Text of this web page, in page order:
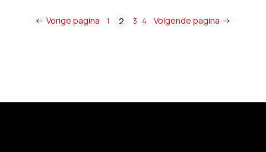
Vorige pagina 1 2 3 4 Volgende pagina